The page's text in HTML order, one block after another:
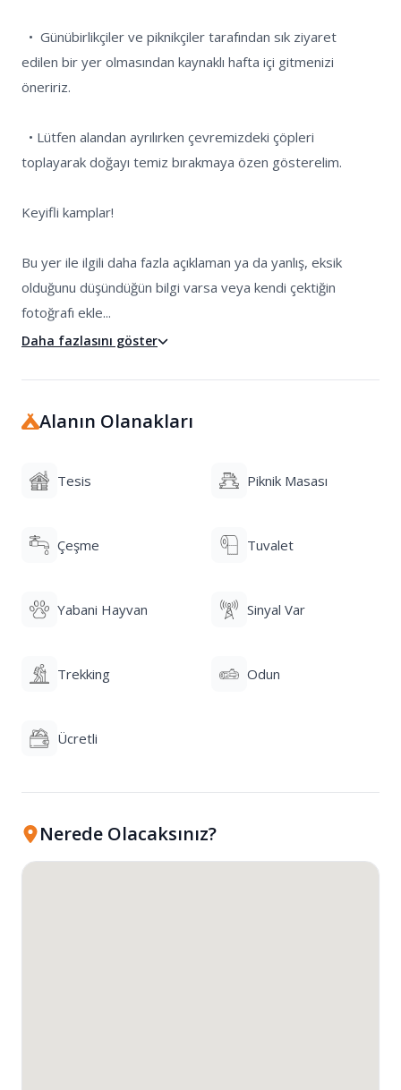
edilen bir yer olmasından kaynaklı hafta içi gitmenizi
öneririz.
toplayarak doğayı temiz bırakmaya özen gösterelim.
Keyifli kamplar!
Bu yer ile ilgili daha fazla açıklaman ya da yanlış, eksik
olduğunu düşündüğün bilgi varsa veya kendi çektiğin
fotoğrafı ekle...
Daha fazlasını göster
Alanın Olanakları
Tesis Piknik Masası
Çeşme Tuvalet
Yabani Hayvan Sinyal Var
Trekking Odun
Ücretli
Nerede Olacaksınız?